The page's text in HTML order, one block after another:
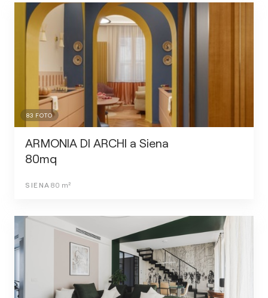
83 FOTO
ARMONIA DI ARCHI a Siena
80mq
SIENA 80 m²